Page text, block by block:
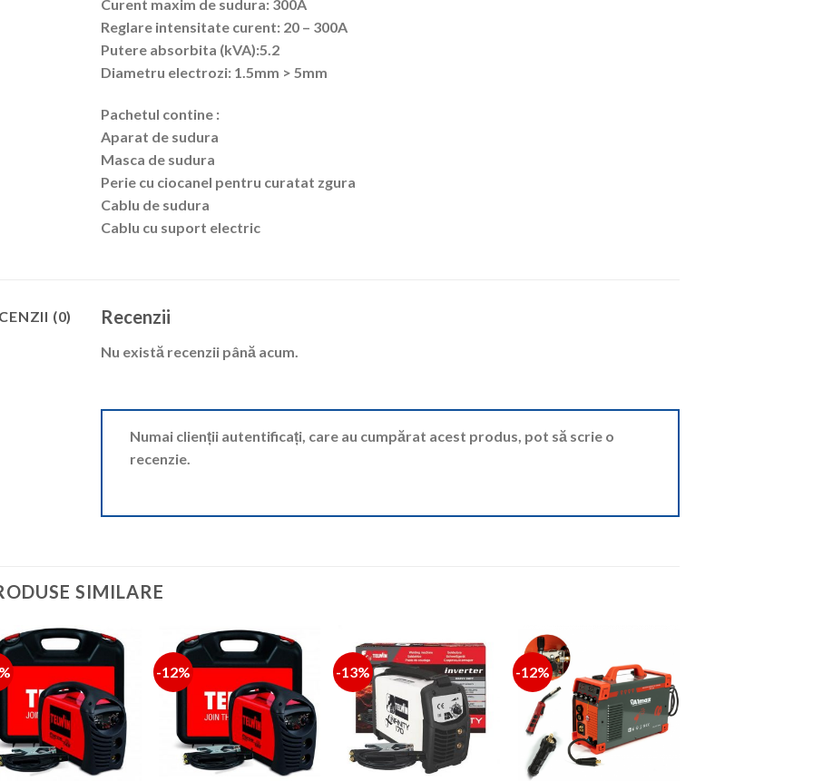
Curent maxim de sudura: 300A
Reglare intensitate curent: 20 – 300A
Putere absorbita (kVA):5.2
Diametru electrozi: 1.5mm > 5mm
Pachetul contine :
Aparat de sudura
Masca de sudura
Perie cu ciocanel pentru curatat zgura
Cablu de sudura
Cablu cu suport electric
(0) Recenzii
Nu există recenzii până acum.
Numai clienții autentificați, care au cumpărat acest produs, pot să scrie o
recenzie.
SIMILARE
-12% -13% -12%